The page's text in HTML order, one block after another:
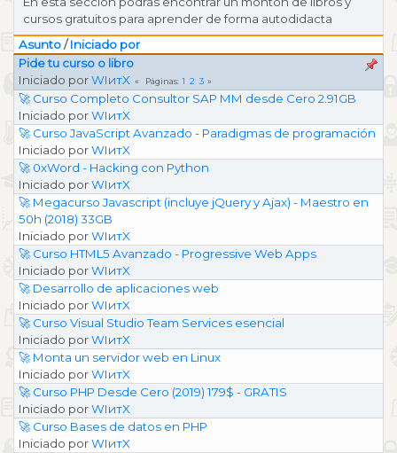
cursos gratuitos para aprender de forma autodidacta
Asunto/Iniciado por
Pide tu curso o libro
Iniciado porWIитX Páginas 1 2 3
🚀 Curso Completo Consultor SAP MM desde Cero 2.91GB
Iniciado porWIитX
🚀 Curso JavaScript Avanzado - Paradigmas de programación
Iniciado porWIитX
🚀 0xWord - Hacking con Python
Iniciado porWIитX
🚀 Megacurso Javascript (incluye jQuery y Ajax) - Maestro en
50h (2018) 33GB
Iniciado porWIитX
🚀 Curso HTML5 Avanzado - Progressive Web Apps
Iniciado porWIитX
🚀 Desarrollo de aplicaciones web
Iniciado porWIитX
🚀 Curso Visual Studio Team Services esencial
Iniciado porWIитX
🚀 Monta un servidor web en Linux
Iniciado porWIитX
🚀 Curso PHP Desde Cero (2019) 179$ - GRATIS
Iniciado porWIитX
🚀 Curso Bases de datos en PHP
Iniciado porWIитX